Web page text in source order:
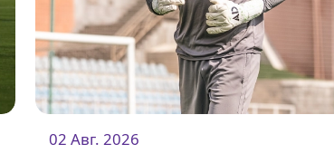
02 Авг. 2026